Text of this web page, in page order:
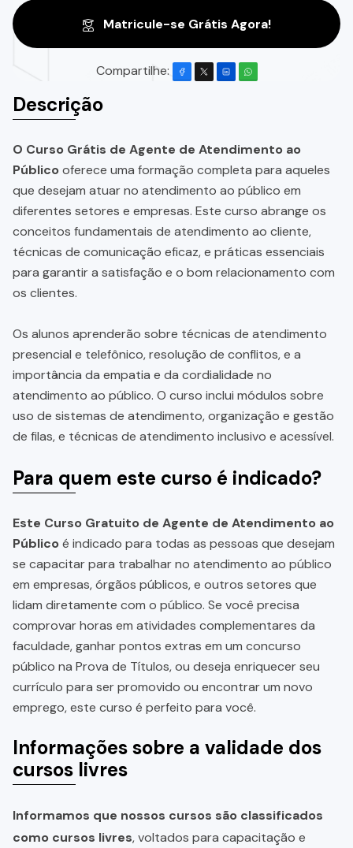
Matricule-se Grátis Agora!
Compartilhe:
Descrição
O Curso Grátis de Agente de Atendimento ao
Públicooferece uma formação completa para aqueles
que desejam atuar no atendimento ao público em
diferentes setores e empresas. Este curso abrange os
conceitos fundamentais de atendimento ao cliente,
técnicas de comunicação eficaz, e práticas essenciais
para garantir a satisfação e o bom relacionamento com
os clientes.
Os alunos aprenderão sobre técnicas de atendimento
presencial e telefônico, resolução de conflitos, e a
importância da empatia e da cordialidade no
atendimento ao público. O curso inclui módulos sobre
uso de sistemas de atendimento, organização e gestão
de filas, e técnicas de atendimento inclusivo e acessível.
Para quem este curso é indicado?
Este Curso Gratuito de Agente de Atendimento ao
Públicoé indicado para todas as pessoas que desejam
se capacitar para trabalhar no atendimento ao público
em empresas, órgãos públicos, e outros setores que
lidam diretamente com o público. Se você precisa
comprovar horas em atividades complementares da
faculdade, ganhar pontos extras em um concurso
público na Prova de Títulos, ou deseja enriquecer seu
currículo para ser promovido ou encontrar um novo
emprego, este curso é perfeito para você.
Informações sobre a validade dos
cursos livres
Informamos que nossos cursos são classificados
como cursos livres, voltados para capacitação e